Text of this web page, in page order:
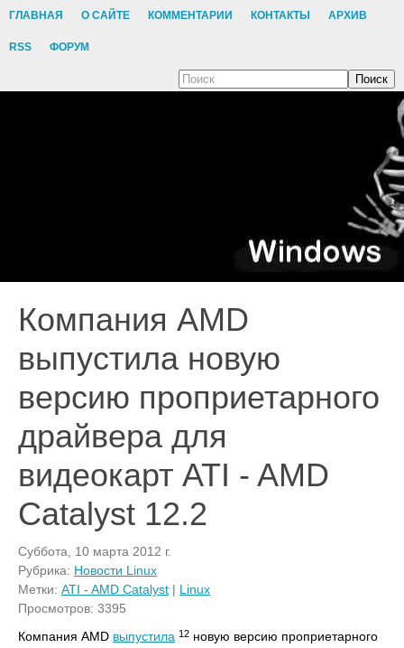
ГЛАВНАЯ О САЙТЕ КОММЕНТАРИИ КОНТАКТЫ АРХИВ
RSS ФОРУМ
Поиск
Компания AMD
выпустила новую
версию проприетарного
драйвера для
видеокарт ATI - AMD
Catalyst 12.2
Суббота, 10 марта 2012 г.
Рубрика: Новости Linux
Метки: ATI - AMD Catalyst | Linux
Просмотров: 3395
Компания AMD выпустила 12 новую версию проприетарного